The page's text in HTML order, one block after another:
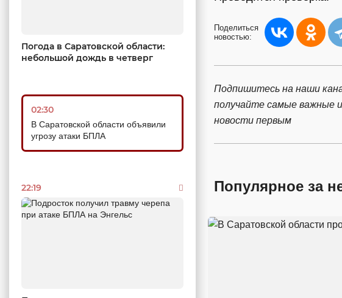
Погода в Саратовской области:
небольшой дождь в четверг
02:30
В Саратовской области объявили
угрозу атаки БПЛА
22:19
Поделиться
новостью:
Подпишитесь на наши
получайте самые важные
новости первым
Популярное за